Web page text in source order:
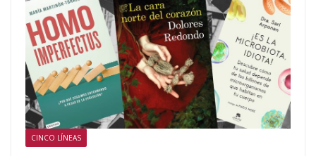
CINCO LÍNEAS